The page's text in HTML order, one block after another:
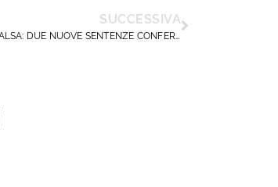
SUCCESSIVA
INTERESSI DI RIVALSA: DUE NUOVE SENTENZE CONFERMANO LE INDICAZIONI DI DIRIGENTISCUOLA